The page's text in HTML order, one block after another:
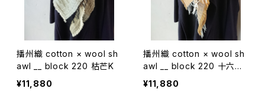
播州織 cotton × wool sh
awl __ block 220 枯芒K
¥11,880
播州織 cotton × wool sh
awl __ block 220 十六夜
W
¥11,880